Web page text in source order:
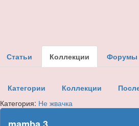
Статьи Коллекции Форумы
Категории Коллекции
Категория: Не жвачка